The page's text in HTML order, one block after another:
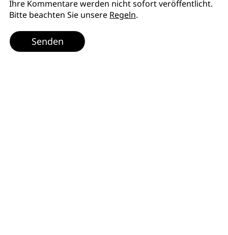
Ihre Kommentare werden nicht sofort veröffentlicht.
Bitte beachten Sie unsere Regeln.
Senden